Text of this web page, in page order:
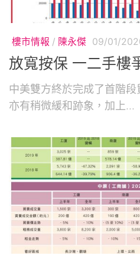
樓市情報 / 陳永傑 09/01/
放寬按保 一二手樓
中美雙方終於完成了首階
亦有稍微緩和跡象，加上...